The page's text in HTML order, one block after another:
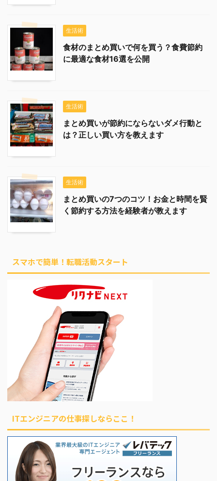
生活術
食材のまとめ買いで何を買う？食費節約
に最適な食材16選を公開
生活術
まとめ買いが節約にならないダメ行動と
は？正しい買い方を教えます
生活術
まとめ買いの7つのコツ！お金と時間を賢
く節約する方法を経験者が教えます
スマホで簡単！転職活動スタート
ITエンジニアの仕事探しならここ！